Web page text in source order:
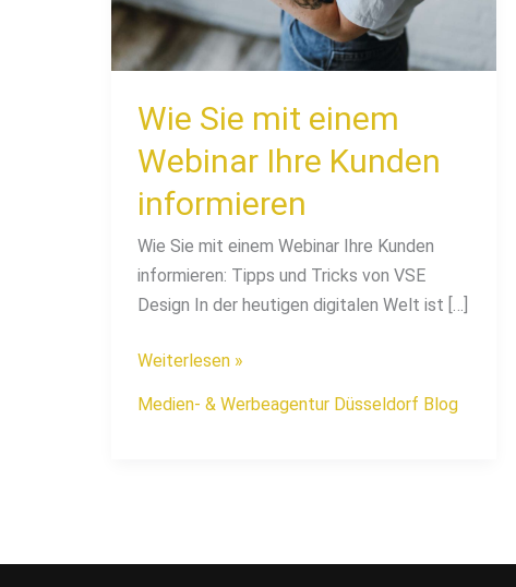
Wie Sie mit einem
Webinar Ihre Kunden
informieren
Wie Sie mit einem Webinar Ihre Kunden
informieren: Tipps und Tricks von VSE
Design In der heutigen digitalen Welt ist […]
Kunden
informieren
Weiterlesen »
Medien- & Werbeagentur Düsseldorf Blog